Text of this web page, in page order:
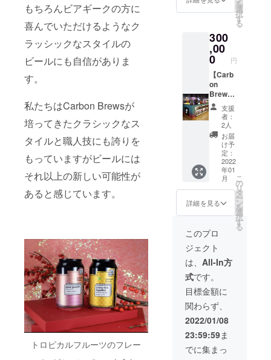
もちろんビアギークの方に
喜んでいただけるようなク
ラッシックなスタイルの
ビールにも自信がありま
す。
私たちはCarbon Brewsが
培ってきたクラシックなス
タイルと職人技にも誇りを
もっていますがビールには
それ以上の新しい可能性が
あると感じています。
トロピカルフルーツのフレー
プルー
ムに通
160杯分
です！
※画像は
イメー
ジで
す。 ※
使用時
期や期
限など
の注意
事項や
詳細は
カード
に記載
させて
いただ
きま
す。 ※
お受け
取りは
店頭で
のお受
け取り
とさせ
ていた
だきま
す。 ※
引き換
え番号
等は
追って
メール
にてご
連絡さ
サイズ
で提供
頂きま
す。 期
間内な
ら何度
でもご
利用い
ただけ
ます。
（1日１
杯ま
で） 初
回ご利
用日時
より1年
間有効
です。
毎日
タップ
ルーム
に通え
ば約310
杯分！
※画像は
イメー
ジで
す。 ※
使用時
期や期
限など
の注意
事項や
詳細は
カード
に記載
タップ
ルーム
店時に
こちら
のブ
ラック
カード
をス
タッフ
へ提示
して頂
き、最
初の１
杯、お
好きな
Carbon
Brews
のビー
ルをパ
イント
サイズ
で提供
させて
頂きま
す。 期
間内な
ら何度
でもご
利用い
ただけ
ます。
（1日１
杯ま
で） 初
回ご利
用日よ
を
選
択
す
る
300
,00
0 円
【Carb
on
Brews
東京
タップ
ルーム
の1日貸
切り利
用】
Carbon
Brews
のタッ
プルー
ムを貸
切りに
してご
利用い
ただけ
ます。
プライ
ベート
な空間
で
Carbon
Brews
のビー
ルを飲
み放題
でお楽
しみい
支援
者：
2人
お届
け予
定：
2022
年01
月
詳細を見る
こ
の
リ
タ
ー
ン
を
選
択
す
る
このプロ
ジェクト
は、 All-In方
式です。
目標金額に
関わらず、
2022/01/08
23:59:59ま
でに集まっ